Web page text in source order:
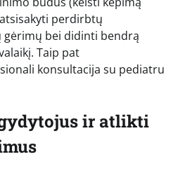
perdirbtų
bei didinti bendrą
Taip pat
konsultacija su pediatru
ir atlikti